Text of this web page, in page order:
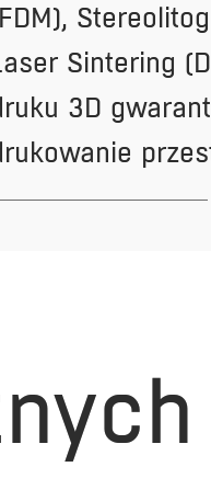
Sintering
3D